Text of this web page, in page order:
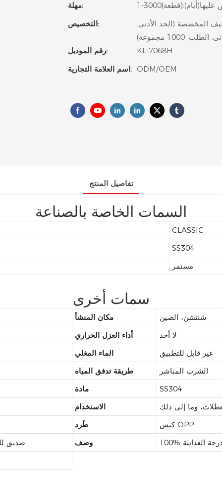
مهلة:
التخصيص:
والتغليف المخصصة (الحد الأدنى.
رقم الموديل:
KL-7068H
اسم العلامة التجارية: ODM/OEM
تفاصيل المنتج
السمات الخاصة بالصناعة
CLASSIC
SS304
مستمر
سمات أخرى
مكان المنشأ
شنتشن، الصين
أداء العزل الحراري
لا أحد
الماء المغلي
غير قابل للتطبيق
طريقة تدفق المياه
الشرب المباشر
مادة
SS304
الاستخدام
طَرد
كيس OPP
صديق وصف
الدرجة الغذائية